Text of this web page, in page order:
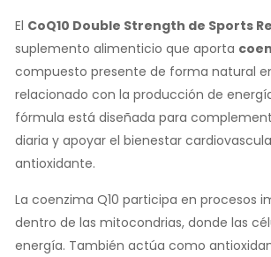
El CoQ10 Double Strength de Sports
suplemento alimenticio que aporta
compuesto presente de forma natural
relacionado con la producción de
fórmula está diseñada para
diaria y apoyar el bienestar
antioxidante.
La coenzima Q10 participa en procesos
dentro de las mitocondrias, donde las
energía. También actúa como